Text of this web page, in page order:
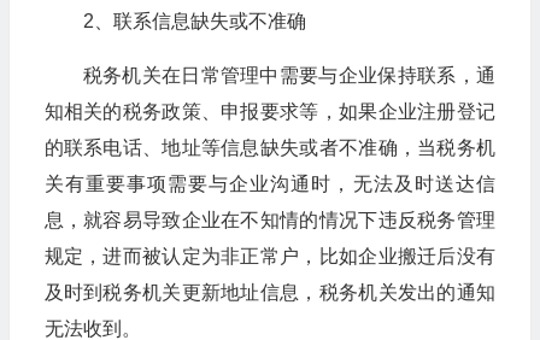
2、联系信息缺失或不准确
税务机关在日常管理中需要与企业保持联系，通
知相关的税务政策、申报要求等，如果企业注册登记
的联系电话、地址等信息缺失或者不准确，当税务机
关有重要事项需要与企业沟通时，无法及时送达信
息，就容易导致企业在不知情的情况下违反税务管理
规定，进而被认定为非正常户，比如企业搬迁后没有
及时到税务机关更新地址信息，税务机关发出的通知
无法收到。